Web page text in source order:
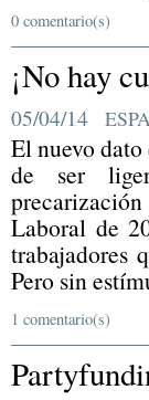
0 comentario(s)
¡No hay
05/04/14
El nuevo
de ser
Laboral de
trabajadores
Pero sin
1 comentario(s)